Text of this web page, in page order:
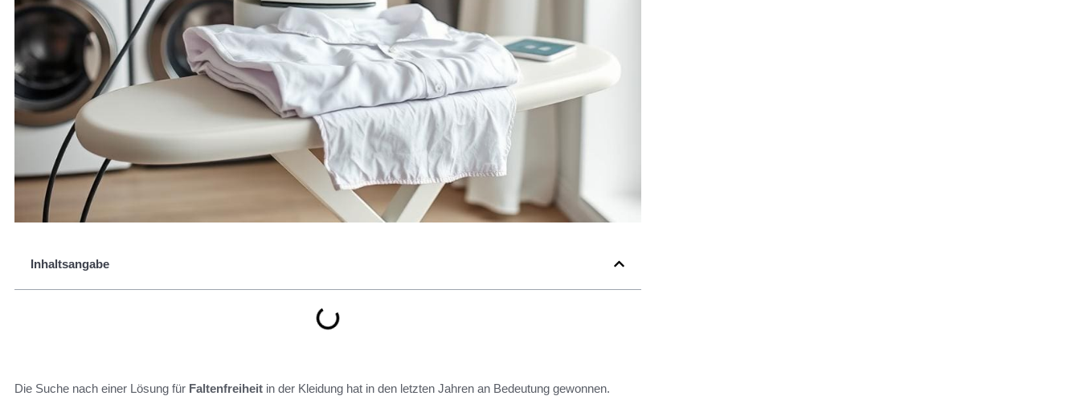
Inhaltsangabe
Die Suche nach einer Lösung für Faltenfreiheit in der Kleidung hat in den letzten Jahren an Bedeutung gewonnen.